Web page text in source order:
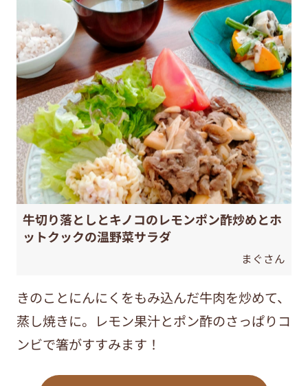
牛切り落としとキノコのレモンポン酢炒めとホ
ットクックの温野菜サラダ
まぐさん
きのことにんにくをもみ込んだ牛肉を炒めて、
蒸し焼きに。レモン果汁とポン酢のさっぱりコ
ンビで箸がすすみます！